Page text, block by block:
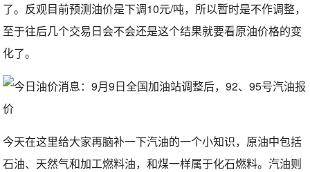
了。反观目前预测油价是下调10元/吨，所以暂时是不作调整，
至于往后几个交易日会不会还是这个结果就要看原油价格的变
化了。
今天在这里给大家再脑补一下汽油的一个小知识，原油中包括
石油、天然气和加工燃料油，和煤一样属于化石燃料。汽油则